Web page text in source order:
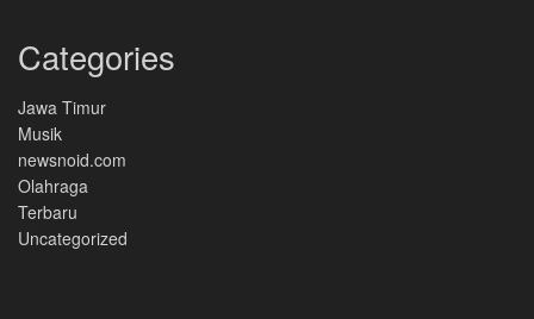
Categories
Jawa Timur
Musik
newsnoid.com
Olahraga
Terbaru
Uncategorized